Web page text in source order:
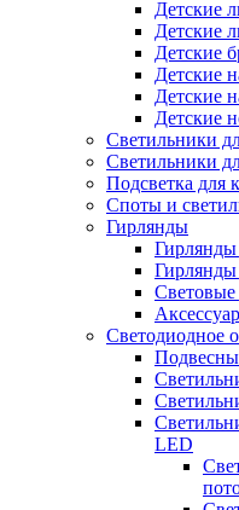
Детские
Детские
Детские
Детские
Детские
Детские
Светильники
Светильники
Подсветка для
Споты и
Гирлянды
Гирлянды
Гирлянды
Светодиодное
LED